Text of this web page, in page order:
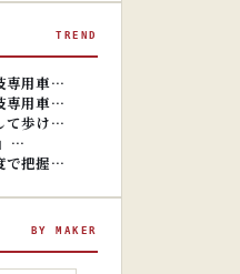
TREND
専用車…
専用車…
て歩け…
…
で把握…
BY MAKER